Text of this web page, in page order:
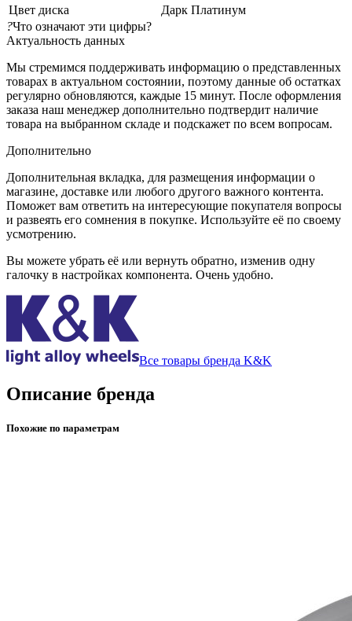
Цвет диска
Дарк Платинум
?Что означают эти цифры?
Актуальность данных
Мы стремимся поддерживать информацию о представленных
товарах в актуальном состоянии, поэтому данные об остатках
регулярно обновляются, каждые 15 минут. После оформления
заказа наш менеджер дополнительно подтвердит наличие
товара на выбранном складе и подскажет по всем вопросам.
Дополнительно
Дополнительная вкладка, для размещения информации о
магазине, доставке или любого другого важного контента.
Поможет вам ответить на интересующие покупателя вопросы
и развеять его сомнения в покупке. Используйте её по своему
усмотрению.
Вы можете убрать её или вернуть обратно, изменив одну
галочку в настройках компонента. Очень удобно.
Все товары бренда K&K
Описание бренда
Похожие по параметрам